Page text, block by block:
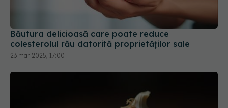
Băutura delicioasă care poate reduce
colesterolul rău datorită proprietăților sale
23 mar 2025, 17:00